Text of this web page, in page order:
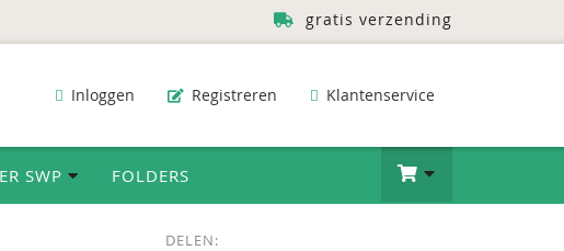
gratis verzending
Inloggen Registreren Klantenservice
SWP FOLDERS
DELEN: